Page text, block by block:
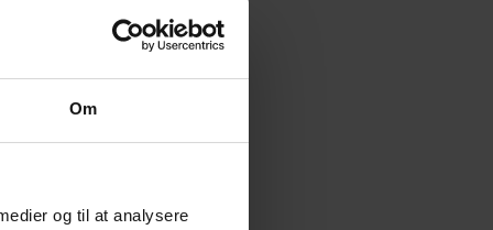
Om
og til at analysere
1939,-
I alt 3878,-
Feb